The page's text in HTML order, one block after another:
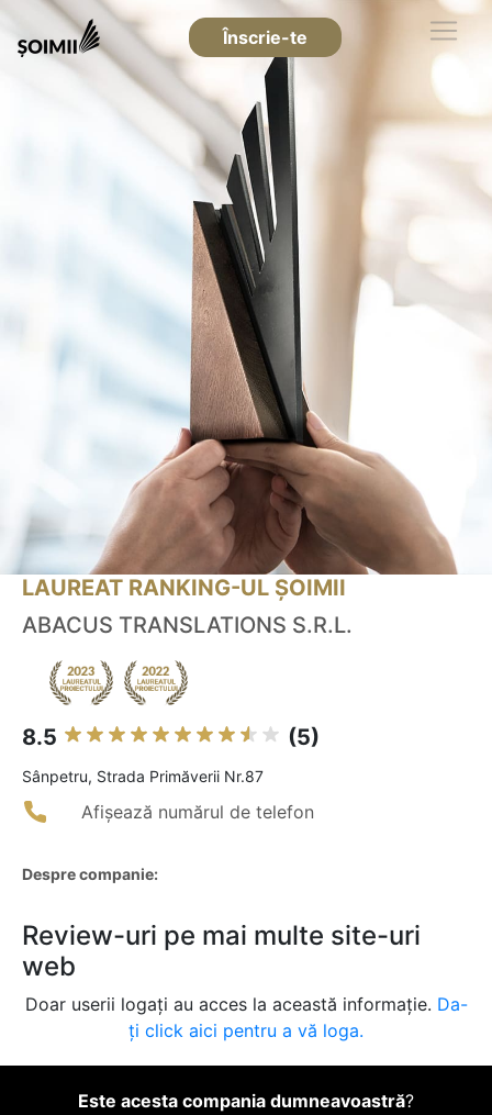
Înscrie-te
LAUREAT RANKING-UL ȘOIMII
ABACUS TRANSLATIONS S.R.L.
8.5 (5)
Sânpetru, Strada Primăverii Nr.87
Afișează numărul de telefon
Despre companie:
Review-uri pe mai multe site-uri
web
Doar userii logați au acces la această informație. Da-
ți click aici pentru a vă loga.
Este acesta compania dumneavoastră?